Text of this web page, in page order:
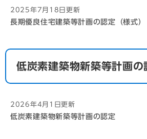
2025年7月18日更新
長期優良住宅建築等計画の認定（様式）
低炭素建築物新築等計画の
2026年4月1日更新
低炭素建築物新築等計画の認定